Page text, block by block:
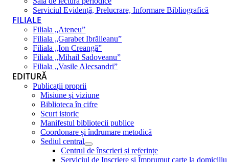
Serviciul Evidenţă, Prelucrare, Informare Bibliografică
FILIALE
Filiala „Ateneu”
Filiala „Garabet Ibrăileanu”
Filiala „Ion Creangă”
Filiala „Mihail Sadoveanu”
Filiala „Vasile Alecsandri”
EDITURĂ
Publicații proprii
Misiune şi viziune
Biblioteca în cifre
Scurt istoric
Manifestul bibliotecii publice
Coordonare și îndrumare metodică
Sediul central
Centrul de înscrieri și referințe
Serviciul de Inscriere şi Împrumut carte la domiciliu